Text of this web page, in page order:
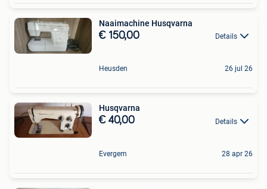
Naaimachine Husqvarna
€ 150,00 Details
Heusden 26 jul 26
Husqvarna
€ 40,00 Details
Evergem 28 apr 26